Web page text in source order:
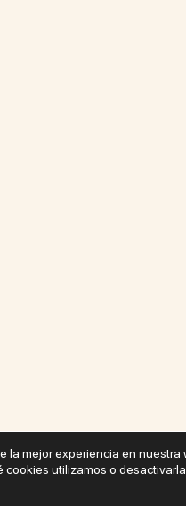
la mejor experiencia en nuestra
cookies utilizamos o